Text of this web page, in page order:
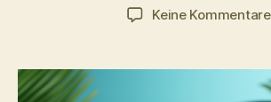
Keine Kommentare